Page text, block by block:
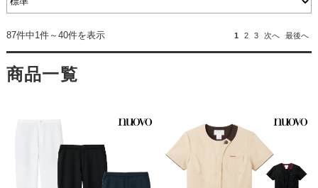
87件中1件～40件を表示 1 2 3 次へ 最後へ
商品一覧